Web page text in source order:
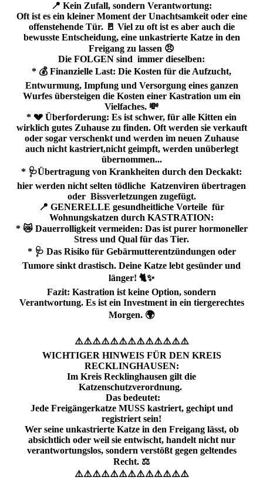
📍 Kein Zufall, sondern Verantwortung:
Oft ist es ein kleiner Moment der Unachtsamkeit oder eine
offenstehende Tür. 🚪 Viel zu oft ist es aber auch die
bewusste Entscheidung, eine unkastrierte Katze in den
Freigang zu lassen 😠
Die FOLGEN sind immer dieselben:
* 💰 Finanzielle Last: Die Kosten für die Aufzucht,
Entwurmung, Impfung und Versorgung eines ganzen
Wurfes übersteigen die Kosten einer Kastration um ein
Vielfaches. 💸
* 💔 Überforderung: Es ist schwer, für alle Kitten ein
wirklich gutes Zuhause zu finden. Oft werden sie verkauft
oder sogar verschenkt und werden im neuen Zuhause
auch nicht kastriert,nicht geimpft, werden unüberlegt
übernommen...
* 🩺Übertragung von Krankheiten durch den Deckakt:
hier werden nicht selten tödliche Katzenviren übertragen
oder Bissverletzungen zugefügt.
📍 GENERELLE gesundheitliche Vorteile für
Wohnungskatzen durch KASTRATION:
* 😿 Dauerrolligkeit vermeiden: Das ist purer hormoneller
Stress und Qual für das Tier.
* 🩺 Das Risiko für Gebärmutterentzündungen oder
Tumore sinkt drastisch. Deine Katze lebt gesünder und
länger! 🐈✨
Fazit: Kastration ist keine Option, sondern
Verantwortung. Es ist ein Investment in ein tiergerechtes
Morgen. 🌍
⚠️⚠️⚠️⚠️⚠️⚠️⚠️⚠️⚠️⚠️⚠️⚠️⚠️
WICHTIGER HINWEIS FÜR DEN KREIS
RECKLINGHAUSEN:
Im Kreis Recklinghausen gilt die
Katzenschutzverordnung.
Das bedeutet:
Jede Freigängerkatze MUSS kastriert, gechipt und
registriert sein!
Wer seine unkastrierte Katze in den Freigang lässt, ob
absichtlich oder weil sie entwischt, handelt nicht nur
verantwortungslos, sondern verstößt gegen geltendes
Recht. ⚖️
⚠️⚠️⚠️⚠️⚠️⚠️⚠️⚠️⚠️⚠️⚠️⚠️⚠️